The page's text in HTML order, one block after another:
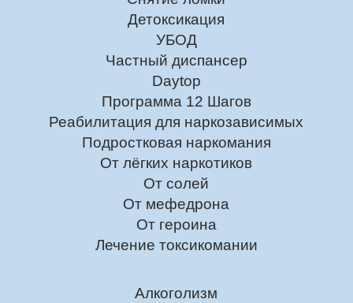
Детоксикация
УБОД
Частный диспансер
Daytop
Программа 12 Шагов
Реабилитация для наркозависимых
Подростковая наркомания
От лёгких наркотиков
От солей
От мефедрона
От героина
Лечение токсикомании
Алкоголизм